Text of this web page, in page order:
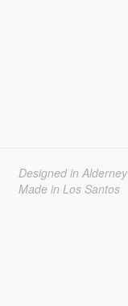
Designed in Alderney
Made in Los Santos